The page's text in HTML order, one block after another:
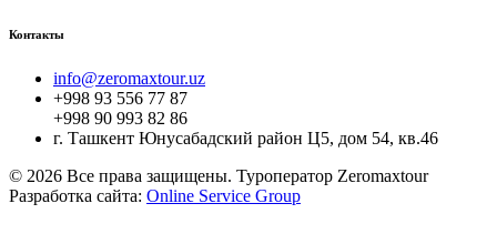
Контакты
info@zeromaxtour.uz
+998 93 556 77 87
+998 90 993 82 86
г. Ташкент Юнусабадский район Ц5, дом 54, кв.46
© 2026 Все права защищены. Туроператор Zeromaxtour
Разработка сайта: Online Service Group